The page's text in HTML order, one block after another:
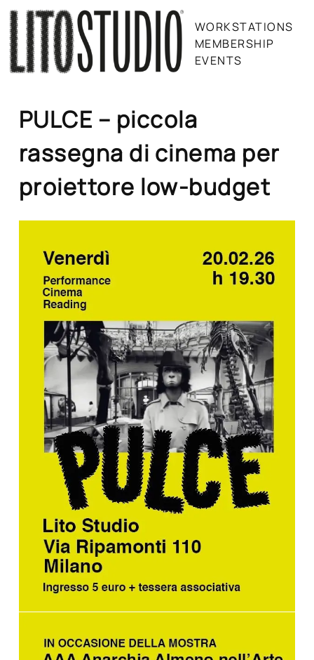
Skip
to
content
WORKSTATIONS
MEMBERSHIP
EVENTS
PULCE – piccola
rassegna di cinema per
proiettore low-budget